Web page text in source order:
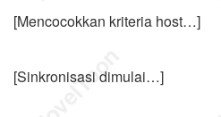
[Mencocokkan kriteria host…]
[Sinkronisasi dimulai…]